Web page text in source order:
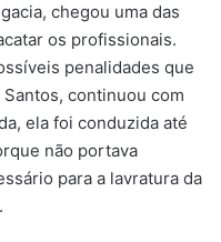
chegou uma das
os profissionais.
penalidades que
continuou com
ela foi conduzida até
não portava
para a lavratura da